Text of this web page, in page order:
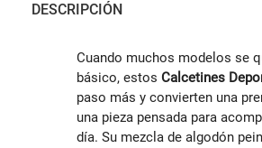
DESCRIPCIÓN
Cuando muchos modelos se
básico, estos Calcetines
paso más y convierten una
una pieza pensada para
día. Su mezcla de algodón